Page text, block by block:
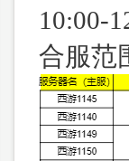
10:00-
合服范